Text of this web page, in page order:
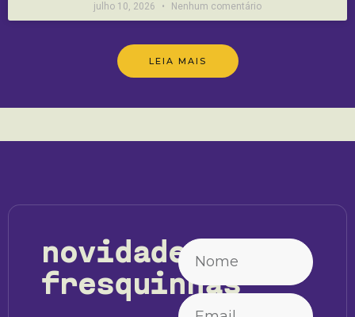
julho 10, 2026 Nenhum comentário
LEIA MAIS
novidades
fresquinhas